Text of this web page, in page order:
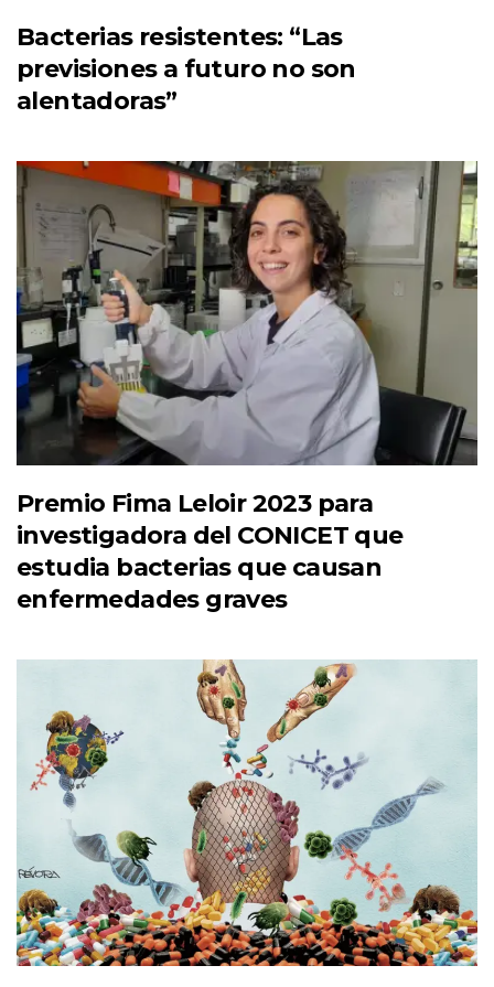
Bacterias resistentes: “Las
previsiones a futuro no son
alentadoras”
Premio Fima Leloir 2023 para
investigadora del CONICET que
estudia bacterias que causan
enfermedades graves